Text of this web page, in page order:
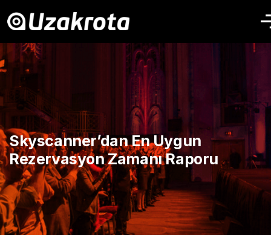
Skyscanner’dan En Uygun
Rezervasyon Zamanı Raporu